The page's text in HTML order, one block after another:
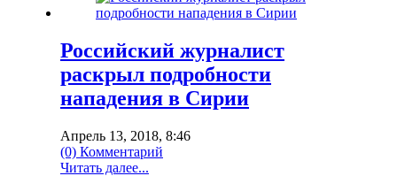
Российский журналист
раскрыл подробности
нападения в Сирии
Апрель 13, 2018, 8:46
(0) Комментарий
Читать далее...